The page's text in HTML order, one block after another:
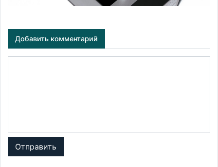
Добавить комментарий
Отправить